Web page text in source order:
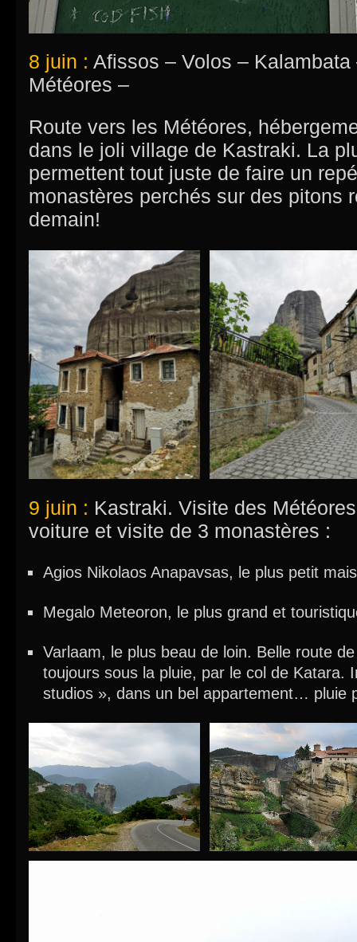
8 juin : Afissos – Volos –
Météores –
Route vers les Météores,
dans le joli village de Kastraki. La
permettent tout juste de faire un
monastères perchés sur des pitons
demain!
9 juin : Kastraki. Visite des
voiture et visite de 3 monastères :
Agios Nikolaos Anapavsas, le plus petit
Megalo Meteoron, le plus grand et
Varlaam, le plus beau de loin. Belle route
toujours sous la pluie, par le col de Katara.
studios », dans un bel appartement… pluie